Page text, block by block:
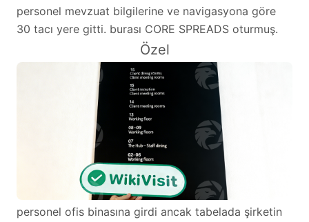
personel mevzuat bilgilerine ve navigasyona göre
30 tacı yere gitti. burası CORE SPREADS oturmuş.
Özel
personel ofis binasına girdi ancak tabelada şirketin